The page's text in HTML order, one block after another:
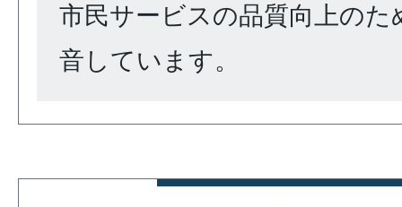
市民サービスの品質向上のた
音しています。